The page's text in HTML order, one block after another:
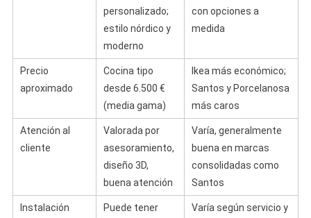
personalizado;
estilo nórdico y
moderno
con opciones a
medida
Precio
aproximado
Cocina tipo
desde 6.500 €
(media gama)
Ikea más económico;
Santos y Porcelanosa
más caros
Atención al
cliente
Valorada por
asesoramiento,
diseño 3D,
buena atención
Varía, generalmente
buena en marcas
consolidadas como
Santos
Instalación
Puede tener
Varía según servicio y